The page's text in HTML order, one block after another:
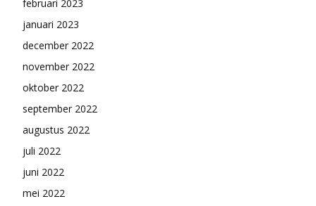
februari 2023
januari 2023
december 2022
november 2022
oktober 2022
september 2022
augustus 2022
juli 2022
juni 2022
mei 2022